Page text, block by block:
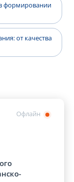
формировании
от качества
Офлайн